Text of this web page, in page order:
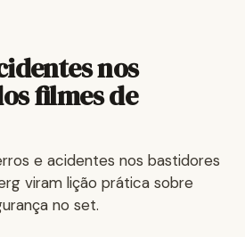
nos
filmes de
e acidentes nos bastidores
viram lição prática sobre
no set.